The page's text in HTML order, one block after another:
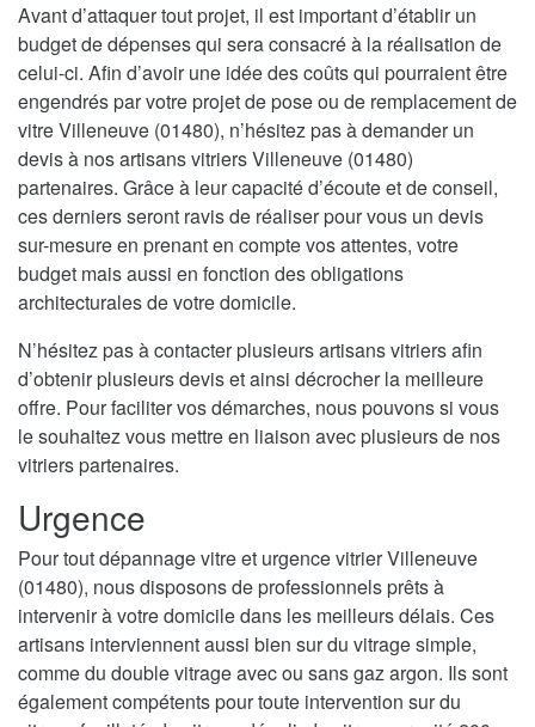
Avant d’attaquer tout projet, il est important d’établir un
budget de dépenses qui sera consacré à la réalisation de
celui-ci. Afin d’avoir une idée des coûts qui pourraient être
engendrés par votre projet de pose ou de remplacement de
vitre Villeneuve (01480), n’hésitez pas à demander un
devis à nos artisans vitriers Villeneuve (01480)
partenaires. Grâce à leur capacité d’écoute et de conseil,
ces derniers seront ravis de réaliser pour vous un devis
sur-mesure en prenant en compte vos attentes, votre
budget mais aussi en fonction des obligations
architecturales de votre domicile.
N’hésitez pas à contacter plusieurs artisans vitriers afin
d’obtenir plusieurs devis et ainsi décrocher la meilleure
offre. Pour faciliter vos démarches, nous pouvons si vous
le souhaitez vous mettre en liaison avec plusieurs de nos
vitriers partenaires.
Urgence
Pour tout dépannage vitre et urgence vitrier Villeneuve
(01480), nous disposons de professionnels prêts à
intervenir à votre domicile dans les meilleurs délais. Ces
artisans interviennent aussi bien sur du vitrage simple,
comme du double vitrage avec ou sans gaz argon. Ils sont
également compétents pour toute intervention sur du